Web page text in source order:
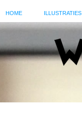
HOME ILLUSTRATIES